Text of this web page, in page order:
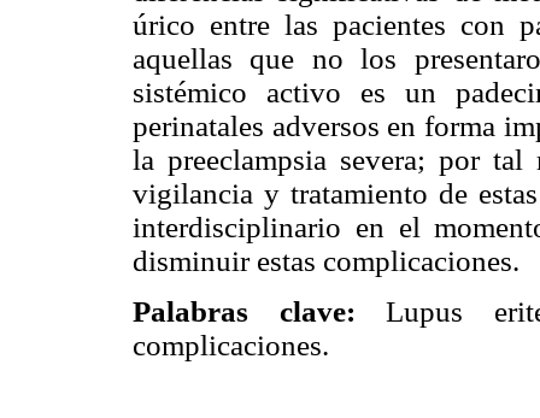
úrico entre las pacientes con
aquellas que no los
sistémico activo es un
perinatales adversos en forma
la preeclampsia severa; por
vigilancia y tratamiento de
interdisciplinario en el
disminuir estas complicaciones.
Palabras clave: Lupus
complicaciones.